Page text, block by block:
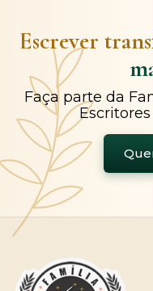
Escrever
Faça parte da